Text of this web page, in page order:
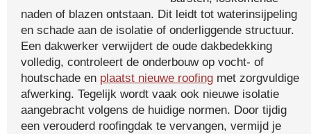
naden of blazen ontstaan. Dit leidt tot waterinsijpeling
en schade aan de isolatie of onderliggende structuur.
Een dakwerker verwijdert de oude dakbedekking
volledig, controleert de onderbouw op vocht- of
houtschade en plaatst nieuwe roofing met zorgvuldige
afwerking. Tegelijk wordt vaak ook nieuwe isolatie
aangebracht volgens de huidige normen. Door tijdig
een verouderd roofingdak te vervangen, vermijd je